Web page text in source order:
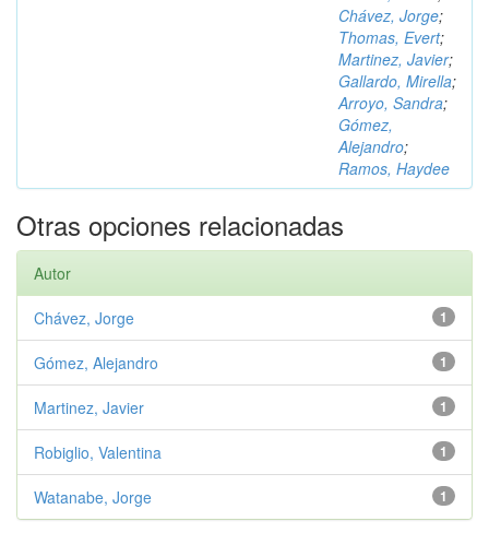
Chávez, Jorge;
Thomas, Evert;
Martinez, Javier;
Gallardo, Mirella;
Arroyo, Sandra;
Gómez,
Alejandro;
Ramos, Haydee
Otras opciones relacionadas
Autor
1
Chávez, Jorge
1
Gómez, Alejandro
1
Martinez, Javier
1
Robiglio, Valentina
1
Watanabe, Jorge